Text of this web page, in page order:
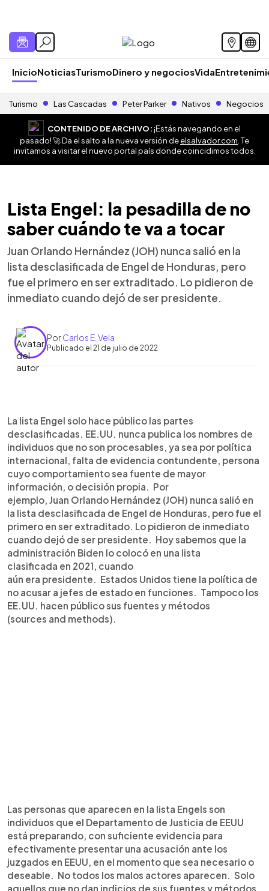
InicioNoticiasTurismoDinero y negociosVida
Turismo Las Cascadas Peter Parker Nativos Negocios
CONTENIDO DE ARCHIVO:¡Estás navegando en el
pasado! 🚀 Da el salto a la nueva versión deelsalvador.com . Te
invitamos a visitar el nuevo portal país donde coincidimos todos.
Lista Engel: la pesadilla de no
saber cuándo te va a tocar
Juan Orlando Hernández (JOH) nunca salió en la
lista desclasificada de Engel de Honduras, pero
fue el primero en ser extraditado. Lo pidieron de
inmediato cuando dejó de ser presidente.
PorCarlos E. Vela
Publicado el 21 de julio de 2022
► Escuchar artículo
La lista Engel solo hace público las partes
desclasificadas. EE.UU. nunca publica los nombres de
individuos que no son procesables, ya sea por política
internacional, falta de evidencia contundente, persona
cuyo comportamiento sea fuente de mayor
información, o decisión propia. Por
ejemplo, Juan Orlando Hernández (JOH) nunca salió en
la lista desclasificada de Engel de Honduras, pero fue el
primero en ser extraditado. Lo pidieron de inmediato
cuando dejó de ser presidente. Hoy sabemos que la
administración Biden lo colocó en una lista
clasificada en 2021, cuando
aún era presidente. Estados Unidos tiene la política de
no acusar a jefes de estado en funciones. Tampoco los
EE.UU. hacen público sus fuentes y métodos
(sources and methods).
Las personas que aparecen en la lista Engels son
individuos que el Departamento de Justicia de EEUU
está preparando, con suficiente evidencia para
efectivamente presentar una acusación ante los
juzgados en EEUU, en el momento que sea necesario o
deseable. No todos los malos actores aparecen. Solo
aquellos que no dan indicios de sus fuentes y métodos,